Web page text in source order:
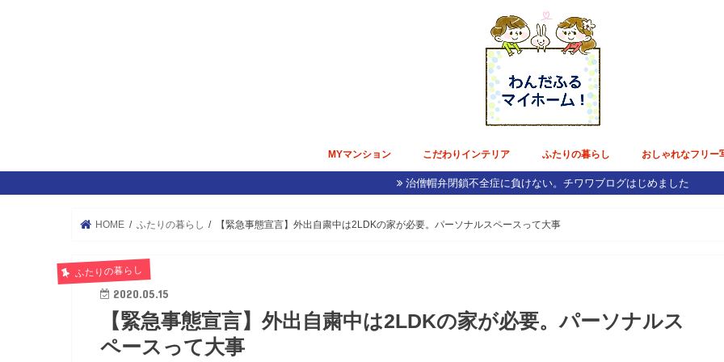
MYマンション こだわりインテリア
インテリア／家具
内装リフォーム
テーブルウェア
電化製品
雑貨
花のある毎日
ふたりの暮らし
好きなモノ・コト・ミセ
節約術
チワワブログ
東京デート
日本国内旅行
ひねくれ美容
ホテル雅叙園東京で披露宴準備
モルディブ挙式&ドバイ新婚旅行
おしゃれなフリー
治僧帽弁閉鎖不全症に負けない。チワワブログはじめました
HOME ふたりの暮らし 【緊急事態宣言】外出自粛中は2LDKの家が必要。パーソナルスペースって大事
ふたりの暮らし
2020.05.15
【緊急事態宣言】外出自粛中は2LDKの家が必要。パーソナルス
ペースって大事